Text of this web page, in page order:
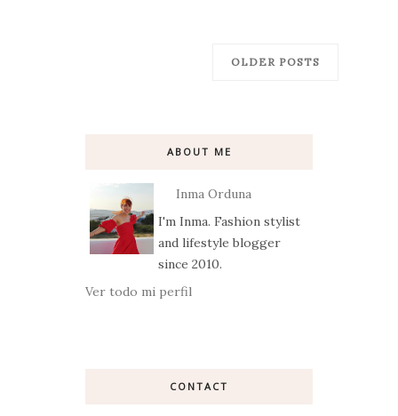
OLDER POSTS
ABOUT ME
Inma Orduna
I'm Inma. Fashion stylist
and lifestyle blogger
since 2010.
Ver todo mi perfil
CONTACT